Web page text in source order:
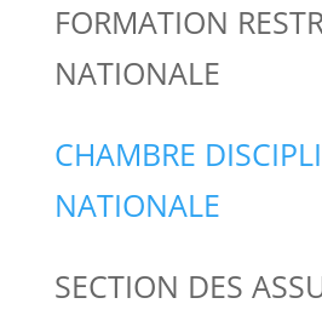
FORMATION
NATIONALE
CHAMBRE
NATIONALE
SECTION DES